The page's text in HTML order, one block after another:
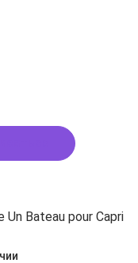
Un Bateau pour Capri